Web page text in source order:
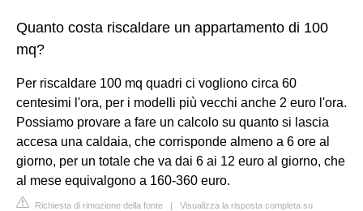
Quanto costa riscaldare un appartamento di 100
mq?
Per riscaldare 100 mq quadri ci vogliono circa 60
centesimi l'ora, per i modelli più vecchi anche 2 euro l'ora.
Possiamo provare a fare un calcolo su quanto si lascia
accesa una caldaia, che corrisponde almeno a 6 ore al
giorno, per un totale che va dai 6 ai 12 euro al giorno, che
al mese equivalgono a 160-360 euro.
Richiesta di rimozione della fonte | Visualizza la risposta completa su